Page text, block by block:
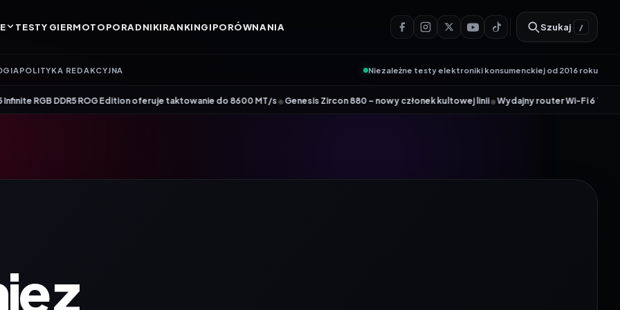
TESTY GIERMOTOPORADNIKIRANKINGIPORÓWNANIA Szukaj /
POLITYKA REDAKCYJNA Niezależne testy elektroniki konsumenckiej od 2016 roku
ROG Edition oferuje taktowanie do 8600 MT/s•Genesis Zircon 880 – nowy członek kultowej linii•Wydajny router Wi-Fi 6 Tenda AX12 Pro
z